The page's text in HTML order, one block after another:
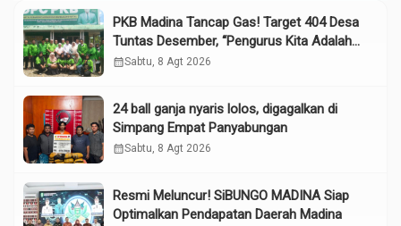
PKB Madina Tancap Gas! Target 404 Desa
Tuntas Desember, “Pengurus Kita Adalah
Tokoh”
calendar_monthSabtu, 8 Agt 2026
24 ball ganja nyaris lolos, digagalkan di
Simpang Empat Panyabungan
calendar_monthSabtu, 8 Agt 2026
Resmi Meluncur! SiBUNGO MADINA Siap
Optimalkan Pendapatan Daerah Madina